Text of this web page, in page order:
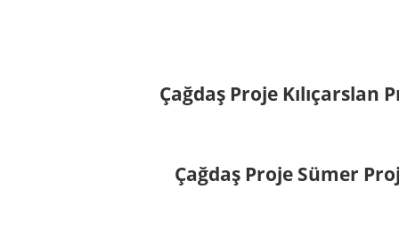
Çağdaş Proje Kılıçarslan
Çağdaş Proje Sümer